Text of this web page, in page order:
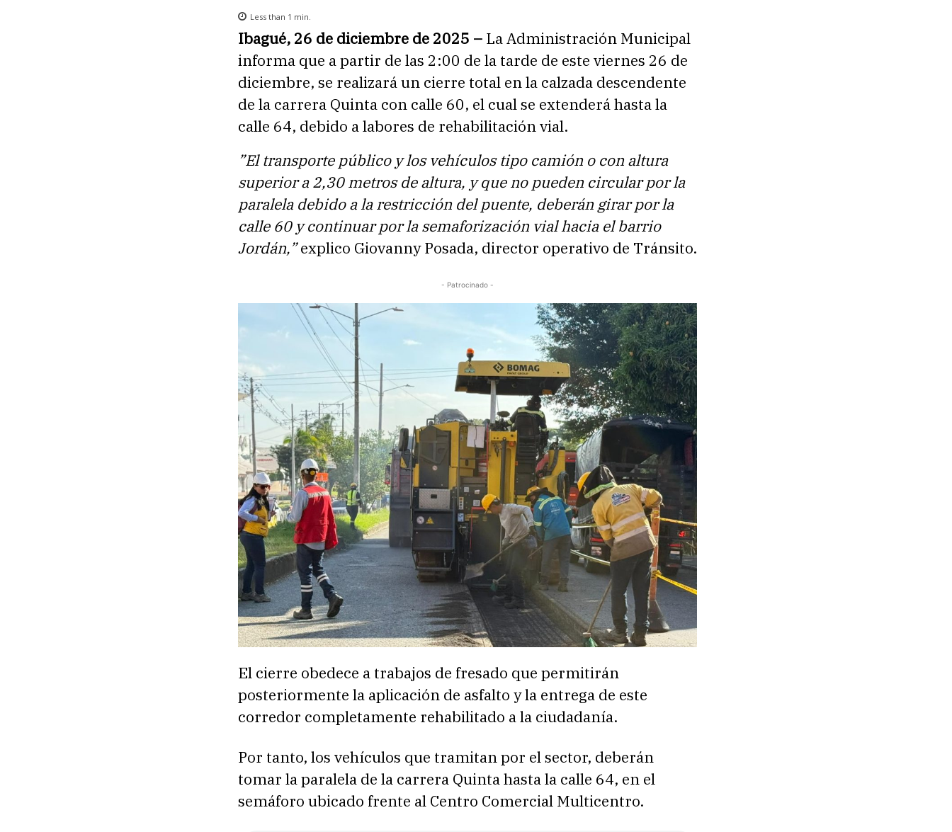
Less than 1 min.
Ibagué, 26 de diciembre de 2025 – La Administración Municipal
informa que a partir de las 2:00 de la tarde de este viernes 26 de
diciembre, se realizará un cierre total en la calzada descendente
de la carrera Quinta con calle 60, el cual se extenderá hasta la
calle 64, debido a labores de rehabilitación vial.
”El transporte público y los vehículos tipo camión o con altura
superior a 2,30 metros de altura, y que no pueden circular por la
paralela debido a la restricción del puente, deberán girar por la
calle 60 y continuar por la semaforización vial hacia el barrio
Jordán,”explico Giovanny Posada, director operativo de Tránsito.
- Patrocinado -
El cierre obedece a trabajos de fresado que permitirán
posteriormente la aplicación de asfalto y la entrega de este
corredor completamente rehabilitado a la ciudadanía.
Por tanto, los vehículos que tramitan por el sector, deberán
tomar la paralela de la carrera Quinta hasta la calle 64, en el
semáforo ubicado frente al Centro Comercial Multicentro.